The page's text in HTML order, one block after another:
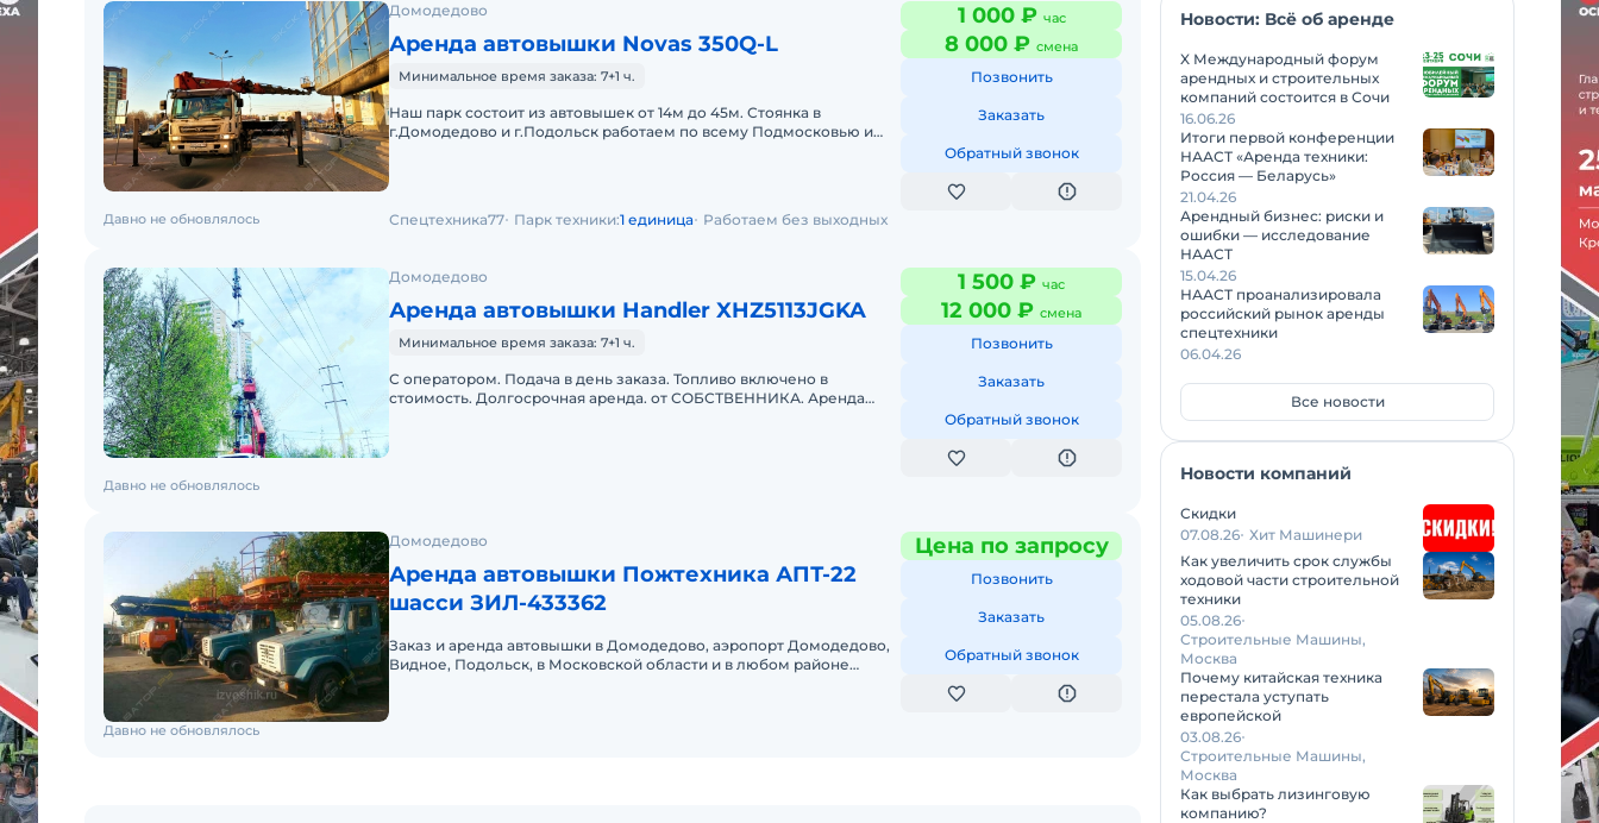
Домодедово
Аренда автовышки Novas 350Q-L
Минимальное время заказа: 7+1 ч.
Наш парк состоит из автовышек от 14м до 45м. Стоянка в
г.Домодедово и г.Подольск работаем по всему Подмосковью и
1 000 ₽ час
8 000 ₽ смена
Позвонить
Заказать
Обратный звонок
Давно не обновлялось Спецтехника77 Парк техники:1 единица Работаем без выходных
Домодедово
Аренда автовышки Handler XHZ5113JGKA
Минимальное время заказа: 7+1 ч.
С оператором. Подача в день заказа. Топливо включено в
стоимость. Долгосрочная аренда. от СОБСТВЕННИКА. Аренда
1 500 ₽ час
12 000 ₽ смена
Позвонить
Заказать
Обратный звонок
Давно не обновлялось
Домодедово
Аренда автовышки Пожтехника АПТ-22
шасси ЗИЛ-433362
Заказ и аренда автовышки в Домодедово, аэропорт Домодедово,
Видное, Подольск, в Московской области и в любом районе
Цена по запросу
Позвонить
Заказать
Обратный звонок
Давно не обновлялось
Новости: Всё об аренде
X Международный форум
арендных и строительных
компаний состоится в Сочи
16.06.26
Итоги первой конференции
НААСТ «Аренда техники:
Россия — Беларусь»
21.04.26
Арендный бизнес: риски и
ошибки — исследование
НААСТ
15.04.26
НААСТ проанализировала
российский рынок аренды
спецтехники
06.04.26
Все новости
Новости компаний
Скидки
07.08.26 Хит Машинери
Как увеличить срок службы
ходовой части строительной
техники
05.08.26
Строительные Машины,
Москва
Почему китайская техника
перестала уступать
европейской
03.08.26
Строительные Машины,
Москва
Как выбрать лизинговую
компанию?